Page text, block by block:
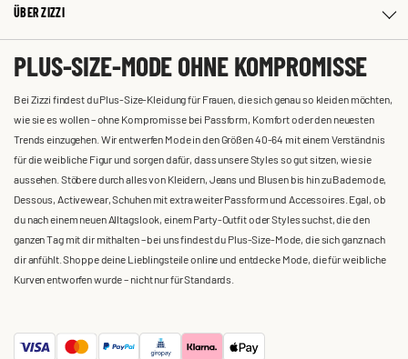
ÜBER ZIZZI
PLUS-SIZE-MODE OHNE KOMPROMISSE
Bei Zizzi findest du Plus-Size-Kleidung für Frauen, die sich genau so kleiden möchten,
wie sie es wollen – ohne Kompromisse bei Passform, Komfort oder den neuesten
Trends einzugehen. Wir entwerfen Mode in den Größen 40-64 mit einem Verständnis
für die weibliche Figur und sorgen dafür, dass unsere Styles so gut sitzen, wie sie
aussehen. Stöbere durch alles von Kleidern, Jeans und Blusen bis hin zu Bademode,
Dessous, Activewear, Schuhen mit extra weiter Passform und Accessoires. Egal, ob
du nach einem neuen Alltagslook, einem Party-Outfit oder Styles suchst, die den
ganzen Tag mit dir mithalten – bei uns findest du Plus-Size-Mode, die sich ganz nach
dir anfühlt. Shoppe deine Lieblingsteile online und entdecke Mode, die für weibliche
Kurven entworfen wurde – nicht nur für Standards.